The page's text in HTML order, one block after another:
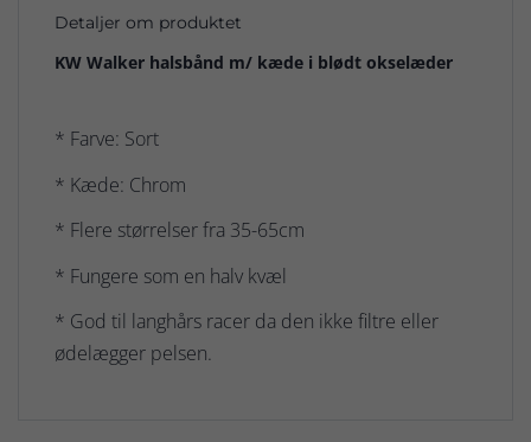
Detaljer om produktet
KW Walker halsbånd m/ kæde i blødt okselæder
* Farve: Sort
* Kæde: Chrom
* Flere størrelser fra 35-65cm
* Fungere som en halv kvæl
* God til langhårs racer da den ikke filtre eller
ødelægger pelsen.